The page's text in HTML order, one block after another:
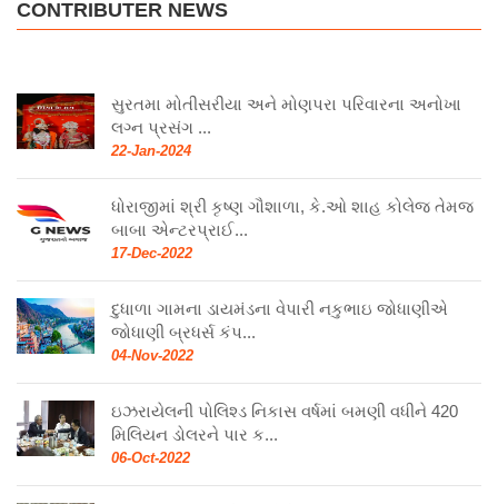
CONTRIBUTER NEWS
સુરતમા મોતીસરીયા અને મોણપરા પરિવારના અનોખા
લગ્ન પ્રસંગ ...
22-Jan-2024
ધોરાજીમાં શ્રી કૃષ્ણ ગૌશાળા, કે.ઓ શાહ કોલેજ તેમજ
બાબા એન્ટરપ્રાઈ...
17-Dec-2022
દુધાળા ગામના ડાયમંડના વેપારી નકુભાઇ જોધાણીએ
જોધાણી બ્રધર્સ કંપ...
04-Nov-2022
ઇઝરાયેલની પોલિશ્ડ નિકાસ વર્ષમાં બમણી વધીને 420
મિલિયન ડોલરને પાર ક...
06-Oct-2022